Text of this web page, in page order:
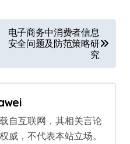
电子商务中消费者信息
安全问题及防范策略研
究
自互联网，其相关言论
威，不代表本站立场。